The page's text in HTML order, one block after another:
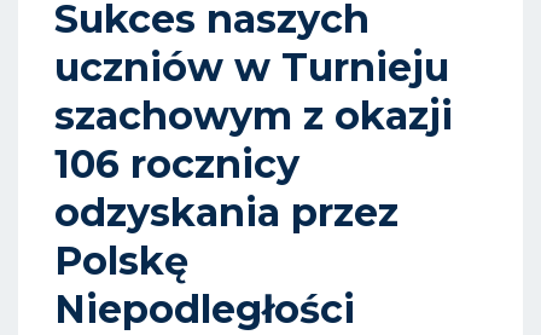
O
N
Sukces naszych
uczniów w Turnieju
szachowym z okazji
106 rocznicy
odzyskania przez
Polskę
Niepodległości